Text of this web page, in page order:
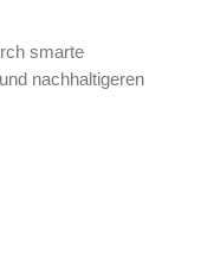
smarte
nachhaltigeren